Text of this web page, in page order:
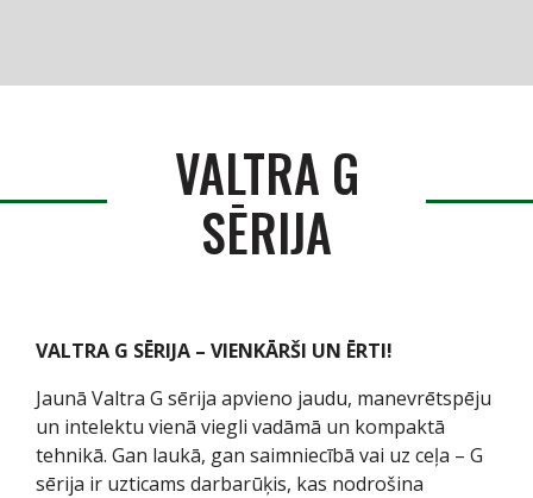
Kontakti
Vakances
VALTRA G
SĒRIJA
VALTRA G SĒRIJA – VIENKĀRŠI UN ĒRTI!
Jaunā Valtra G sērija apvieno jaudu, manevrētspēju
un intelektu vienā viegli vadāmā un kompaktā
tehnikā. Gan laukā, gan saimniecībā vai uz ceļa – G
sērija ir uzticams darbarūķis, kas nodrošina